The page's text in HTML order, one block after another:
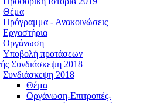
Θέμα
Πρόγραμμα - Ανακοινώσεις
Εργαστήρια
Οργάνωση
Υποβολή προτάσεων
Συνδιάσκεψη 2018
Συνδιάσκεψη 2018
Θέμα
Οργάνωση-Επιτροπές-